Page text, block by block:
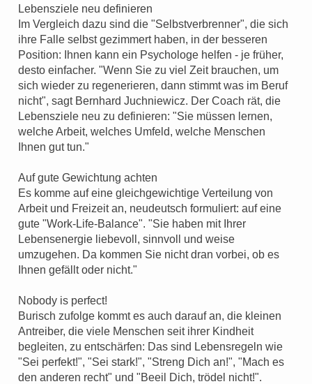
Lebensziele neu definieren
Im Vergleich dazu sind die "Selbstverbrenner", die sich
ihre Falle selbst gezimmert haben, in der besseren
Position: Ihnen kann ein Psychologe helfen - je früher,
desto einfacher. "Wenn Sie zu viel Zeit brauchen, um
sich wieder zu regenerieren, dann stimmt was im Beruf
nicht", sagt Bernhard Juchniewicz. Der Coach rät, die
Lebensziele neu zu definieren: "Sie müssen lernen,
welche Arbeit, welches Umfeld, welche Menschen
Ihnen gut tun."
Auf gute Gewichtung achten
Es komme auf eine gleichgewichtige Verteilung von
Arbeit und Freizeit an, neudeutsch formuliert: auf eine
gute "Work-Life-Balance". "Sie haben mit Ihrer
Lebensenergie liebevoll, sinnvoll und weise
umzugehen. Da kommen Sie nicht dran vorbei, ob es
Ihnen gefällt oder nicht."
Nobody is perfect!
Burisch zufolge kommt es auch darauf an, die kleinen
Antreiber, die viele Menschen seit ihrer Kindheit
begleiten, zu entschärfen: Das sind Lebensregeln wie
"Sei perfekt!", "Sei stark!", "Streng Dich an!", "Mach es
den anderen recht" und "Beeil Dich, trödel nicht!".